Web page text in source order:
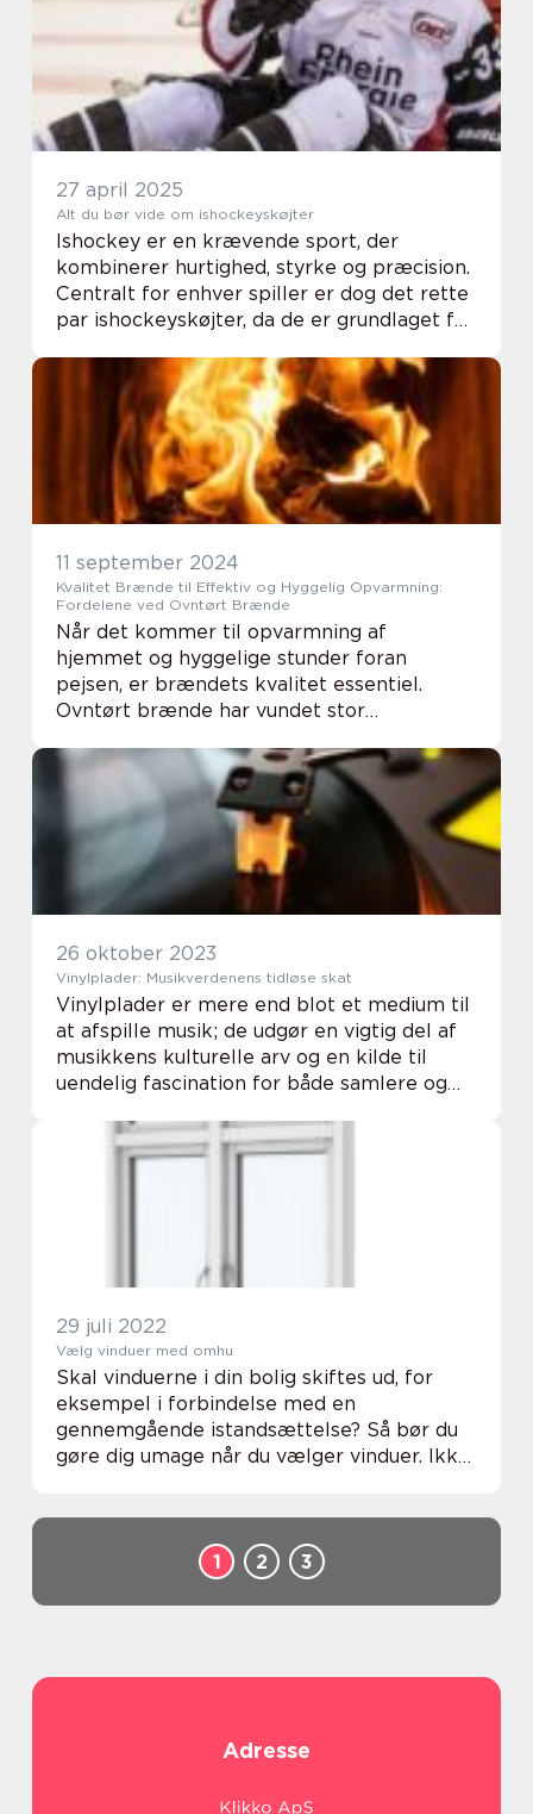
27 april 2025
Alt du bør vide om ishockeyskøjter
Ishockey er en krævende sport, der
kombinerer hurtighed, styrke og præcision.
Centralt for enhver spiller er dog det rette
par ishockeyskøjter, da de er grundlaget for
11 september 2024
Kvalitet Brænde til Effektiv og Hyggelig Opvarmning:
Fordelene ved Ovntørt Brænde
Når det kommer til opvarmning af
hjemmet og hyggelige stunder foran
pejsen, er brændets kvalitet essentiel.
Ovntørt brænde har vundet stor
brændebrugere, takket være dets effektiv...
26 oktober 2023
Vinylplader: Musikverdenens tidløse skat
Vinylplader er mere end blot et medium til
at afspille musik; de udgør en vigtig del af
musikkens kulturelle arv og en kilde til
uendelig fascination for både samlere og
udforske den utrolige verd...
29 juli 2022
Vælg vinduer med omhu
Skal vinduerne i din bolig skiftes ud, for
eksempel i forbindelse med en
gennemgående istandsættelse? Så bør du
gøre dig umage når du vælger vinduer. Ikke
1
2 3
Adresse